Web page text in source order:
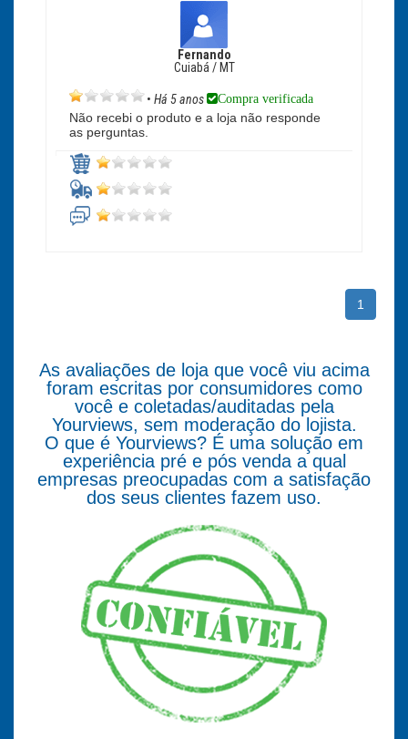
Fernando
Cuiabá / MT
• Há 5 anos Compra verificada
Não recebi o produto e a loja não responde
as perguntas.
1
As avaliações de loja que você viu acima
foram escritas por consumidores como
você e coletadas/auditadas pela
Yourviews, sem moderação do lojista.
O que é Yourviews? É uma solução em
experiência pré e pós venda a qual
empresas preocupadas com a satisfação
dos seus clientes fazem uso.